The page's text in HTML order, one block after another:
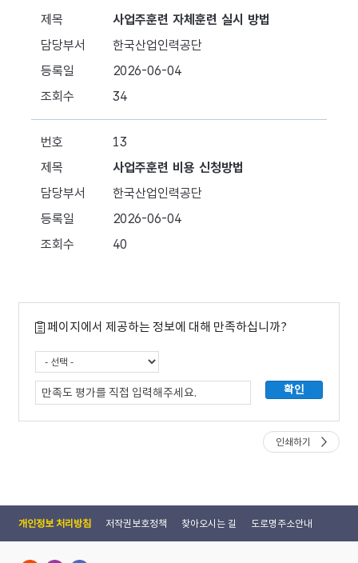
페이지에서 제공하는 정보에 대해 만족하십니까?
인쇄하기
개인정보 처리방침 저작권보호정책 찾아오시는 길 도로명주소안내